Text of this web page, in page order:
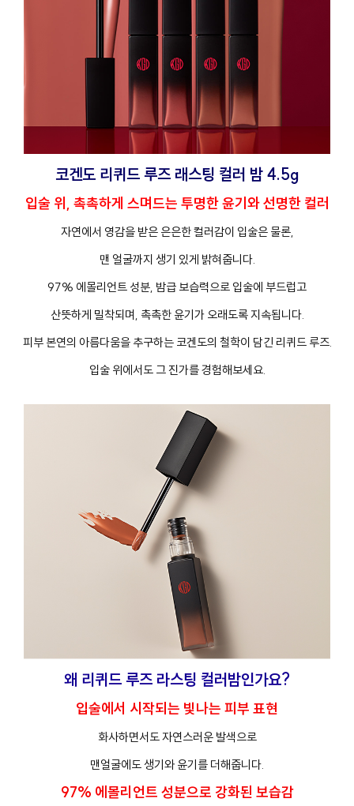
코겐도 리퀴드 루즈 래스팅 컬러 밤 4.5g
입술 위, 촉촉하게 스며드는 투명한 윤기와 선명한 컬러
자연에서 영감을 받은 은은한 컬러감이 입술은 물론,
맨 얼굴까지 생기 있게 밝혀줍니다.
97% 에몰리언트 성분, 밤급 보습력으로 입술에 부드럽고
산뜻하게 밀착되며, 촉촉한 윤기가 오래도록 지속됩니다.
피부 본연의 아름다움을 추구하는 코겐도의 철학이 담긴 리퀴드 루즈.
입술 위에서도 그 진가를 경험해보세요.
왜 리퀴드 루즈 라스팅 컬러밤인가요?
입술에서 시작되는 빛나는 피부 표현
화사하면서도 자연스러운 발색으로
맨얼굴에도 생기와 윤기를 더해줍니다.
97% 에몰리언트 성분으로 강화된 보습감